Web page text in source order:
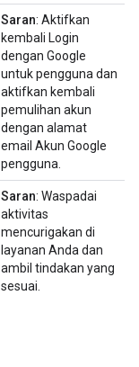
Saran: Aktifkan
kembali Login
dengan Google
untuk pengguna dan
aktifkan kembali
pemulihan akun
dengan alamat
email Akun Google
pengguna.
Saran: Waspadai
aktivitas
mencurigakan di
layanan Anda dan
ambil tindakan yang
sesuai.